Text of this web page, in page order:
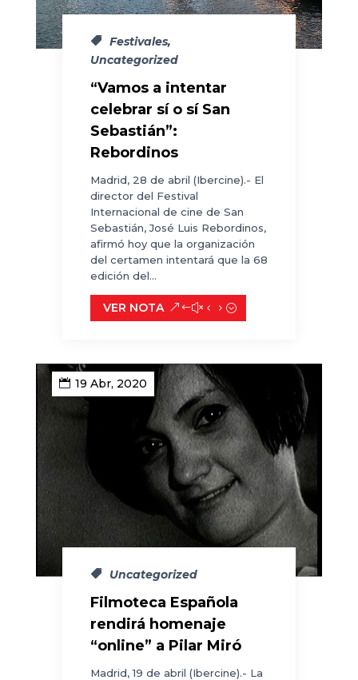
Festivales,
Uncategorized
“Vamos a intentar
celebrar sí o sí San
Sebastián”:
Rebordinos
Madrid, 28 de abril (Ibercine).- El
director del Festival
Internacional de cine de San
Sebastián, José Luis Rebordinos,
afirmó hoy que la organización
del certamen intentará que la 68
edición del...
VER NOTA
19 Abr, 2020
Uncategorized
Filmoteca Española
rendirá homenaje
“online” a Pilar Miró
Madrid, 19 de abril (Ibercine).- La